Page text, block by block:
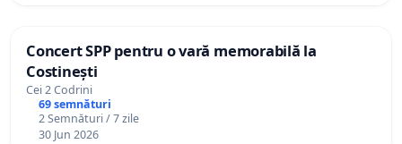
Concert SPP pentru o vară memorabilă la
Costinești
Cei 2 Codrini
69 semnături
2 Semnături / 7 zile
30 Jun 2026